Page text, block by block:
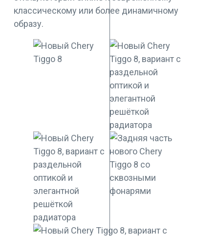
классическому или более динамичному
образу.